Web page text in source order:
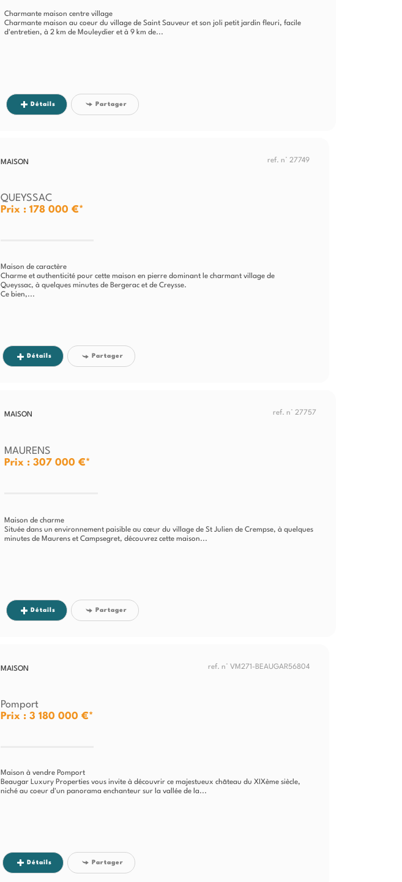
Charmante maison centre village
Charmante maison au coeur du village de Saint Sauveur et son joli petit jardin fleuri, facile
d'entretien, à 2 km de Mouleydier et à 9 km de...
Détails Partager
MAISON ref. n° 27749
QUEYSSAC
Prix : 178 000 €*
Maison de caractère
Charme et authenticité pour cette maison en pierre dominant le charmant village de
Queyssac, à quelques minutes de Bergerac et de Creysse.
Ce bien,...
Détails Partager
MAISON ref. n° 27757
MAURENS
Prix : 307 000 €*
Maison de charme
Située dans un environnement paisible au cœur du village de St Julien de Crempse, à quelques
minutes de Maurens et Campsegret, découvrez cette maison...
Détails Partager
MAISON ref. n° VM271-BEAUGAR56804
Pomport
Prix : 3 180 000 €*
Maison à vendre Pomport
Beaugar Luxury Properties vous invite à découvrir ce majestueux château du XIXème siècle,
niché au coeur d'un panorama enchanteur sur la vallée de la...
Détails Partager